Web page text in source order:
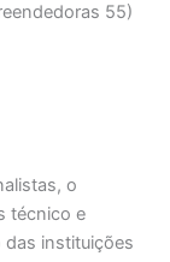
55)
o
técnico e
das instituições